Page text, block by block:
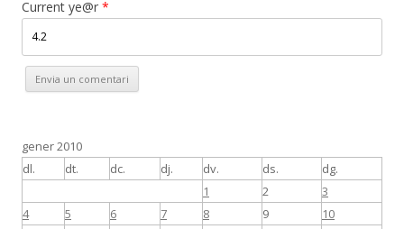
gener 2010
4
5
11
12 13 14 15 16
17
22 23
24
25
26 27 28 29 30 31